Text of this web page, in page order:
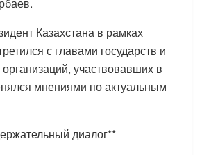
Казахстана в рамках
с главами государств и
участвовавших в
мнениями по актуальным
диалог**